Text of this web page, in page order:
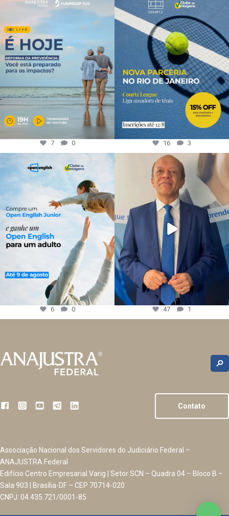
7 0 16 3
6 0 47 1
Contato
Associação Nacional dos Servidores do Judiciário Federal –
ANAJUSTRA Federal
Edifício Centro Empresarial Varig | Setor SCN – Quadra 04 – Bloco B –
Sala 903 | Brasília-DF – CEP 70714-020
CNPJ: 04.435.721/0001-85